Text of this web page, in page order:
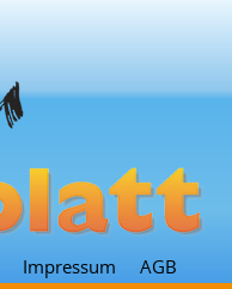
Impressum AGB